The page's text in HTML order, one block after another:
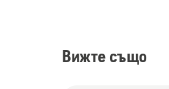
Вижте също